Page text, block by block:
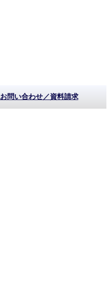
お問い合わせ／資料請求